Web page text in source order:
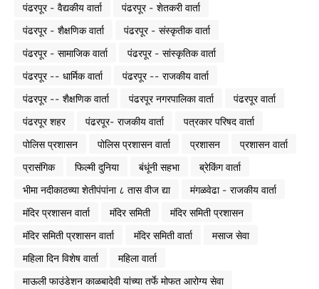
पंढरपूर - वैद्यकीय वार्ता
पंढरपूर - शेतकरी वार्ता
पंढरपूर - शैक्षणिक वार्ता
पंढरपूर - संस्कृतीक वार्ता
पंढरपूर - सामाजिक वार्ता
पंढरपूर - सांस्कृतिक वार्ता
पंढरपूर -- धार्मिक वार्ता
पंढरपूर -- राजकीय वार्ता
पंढरपूर -- शैक्षणिक वार्ता
पंढरपूर नगरपालिका वार्ता
पंढरपूर वार्ता
पंढरपूर शहर
पंढरपूर- राजकीय वार्ता
पत्रकार परिषद वार्ता
पोलिस प्रशासन
पोलिस प्रशासन वार्ता प्रशासन
प्रशासन वार्ता
प्रासंगिक
फिल्मी दुनिया बंधूंनी सहभा
ब्रेकिंग वार्ता
भीमा नदीकाठच्या शेतीपंपांना ८ तास वीज द्या
मंगळवेढा - राजकीय वार्ता
मंदिर प्रशासन वार्ता
मंदिर समिती
मंदिर समिती प्रशासन
मंदिर समिती प्रशासन वार्ता
मंदिर समिती वार्ता
मसाज सेवा
महिला दिन विशेष वार्ता
महिला वार्ता
माऊली फाउंडेशन काळबादेवी यांच्या तर्फे मोफत आरोग्य सेवा